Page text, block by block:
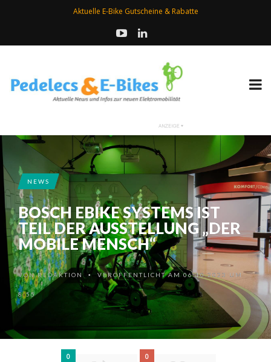
Aktuelle E-Bike Gutscheine & Rabatte
NEWS
BOSCH EBIKE SYSTEMS IST
TEIL DER AUSSTELLUNG „DER
MOBILE MENSCH“
VONREDAKTION • VERÖFFENTLICHT AM 06.10.2023 UM
8:55
0 0